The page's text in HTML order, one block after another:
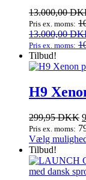
13.000,00
Pris ex. moms:
13.000,00
Pris ex. moms:
Tilbud!
H9
299,95DKK
Pris ex. moms:
Vælg
Tilbud!